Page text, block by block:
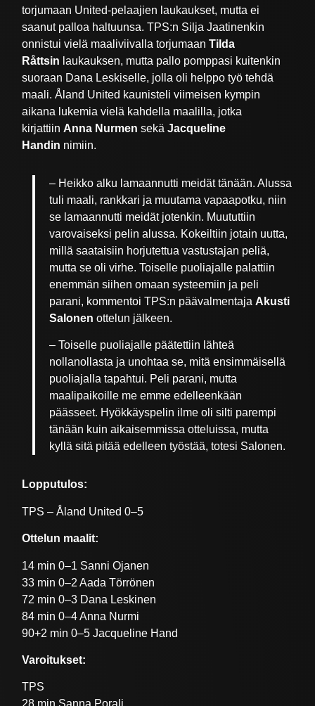
torjumaan United-pelaajien laukaukset, mutta ei
saanut palloa haltuunsa. TPS:n Silja Jaatinenkin
onnistui vielä maaliviivalla torjumaanTilda
Råttsin laukauksen, mutta pallo pomppasi kuitenkin
suoraan Dana Leskiselle, jolla oli helppo työ tehdä
maali. Åland United kaunisteli viimeisen kympin
aikana lukemia vielä kahdella maalilla, jotka
kirjattiin Anna Nurmen sekäJacqueline
Handin nimiin.
– Heikko alku lamaannutti meidät tänään. Alussa
tuli maali, rankkari ja muutama vapaapotku, niin
se lamaannutti meidät jotenkin. Muututtiin
varovaiseksi pelin alussa. Kokeiltiin jotain uutta,
millä saataisiin horjutettua vastustajan peliä,
mutta se oli virhe. Toiselle puoliajalle palattiin
enemmän siihen omaan systeemiin ja peli
parani, kommentoi TPS:n päävalmentaja Akusti
Salonen ottelun jälkeen.
– Toiselle puoliajalle päätettiin lähteä
nollanollasta ja unohtaa se, mitä ensimmäisellä
puoliajalla tapahtui. Peli parani, mutta
maalipaikoille me emme edelleenkään
päässeet. Hyökkäyspelin ilme oli silti parempi
tänään kuin aikaisemmissa otteluissa, mutta
kyllä sitä pitää edelleen työstää, totesi Salonen.
Lopputulos:
TPS – Åland United 0–5
Ottelun maalit:
14 min 0–1 Sanni Ojanen
33 min 0–2 Aada Törrönen
72 min 0–3 Dana Leskinen
84 min 0–4 Anna Nurmi
90+2 min 0–5 Jacqueline Hand
Varoitukset:
TPS